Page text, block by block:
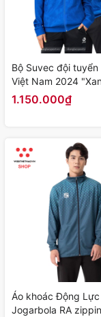
Bộ Suvec đội
Việt Nam 2024
DTQG-SV-02 -
1.150.000₫
Áo khoác Động Lực
Jogarbola RA